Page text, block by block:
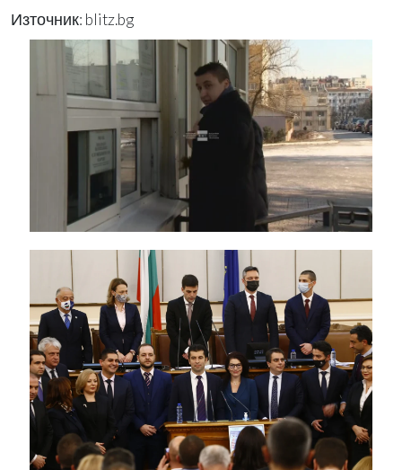
Източник: blitz.bg